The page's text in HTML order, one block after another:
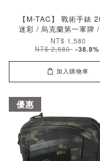
【M-TAC】 戰術手錶
迷彩 / 烏克蘭第一軍牌
NT$ 1,580
NT$ 2,580 -38.8%
加入購物車
優惠